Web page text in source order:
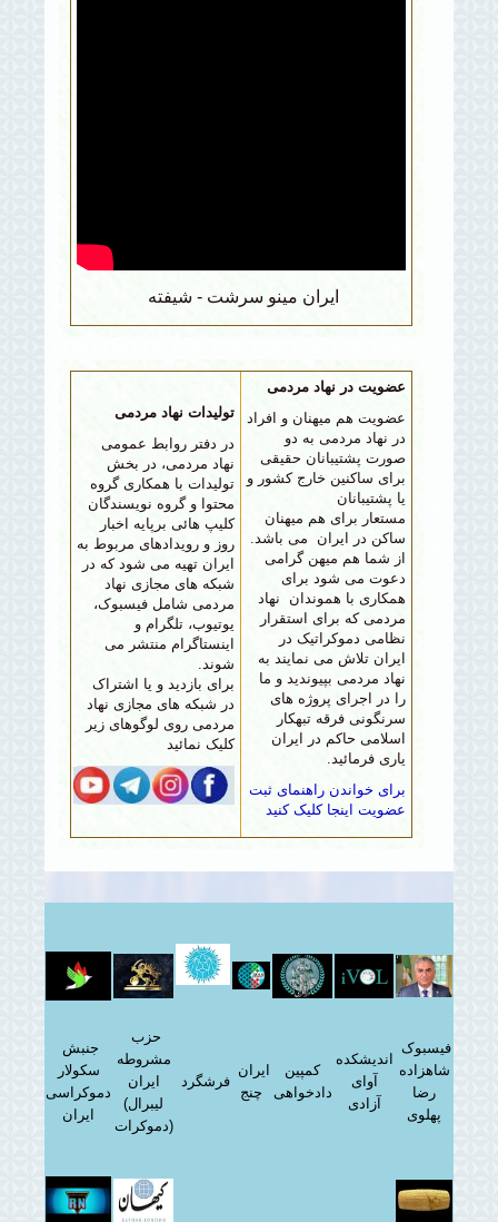
ايران مينو سرشت - شيفته
عضویت در نهاد مردمی
عضویت هم میهنان و افراد
در نهاد مردمی به دو
صورت پشتیبانان حقیقی
برای ساکنین خارج کشور و
یا پشتیبانان
مستعار برای هم میهنان
ساکن در ایران می باشد.
از شما هم میهن گرامی
دعوت می شود برای
همکاری با هموندان نهاد
مردمی که برای استقرار
نظامی دموکراتیک در
ایران تلاش می نمایند به
نهاد مردمی بپیوندید و ما
را در اجرای پروژه های
سرنگونی فرقه تبهکار
اسلامی حاکم در ایران
یاری فرمائید.
برای خواندن راهنمای ثبت
عضویت اینجا کلیک کنید
تولیدات نهاد مردمی
در دفتر روابط عمومی
نهاد مردمی، در بخش
تولیدات با همکاری گروه
محتوا و گروه نویسندگان
کلیپ هائی برپایه اخبار
روز و رویدادهای مربوط به
ایران تهیه می شود که در
شبکه های مجازی نهاد
مردمی شامل فیسبوک،
یوتیوب، تلگرام و
اینستاگرام منتشر می
شوند.
برای بازدید و یا اشتراک
در شبکه های مجازی نهاد
مردمی روی لوگوهای زیر
کلیک نمائید
سکولار
دموکراسی
ایران
مشروطه
ایران
(لیبرال
دموکرات)
فرشگرد
چنج
کمپین
دادخواهی
اندیشکده
آوای
آزادی
شاهزاده
رضا
پهلوی